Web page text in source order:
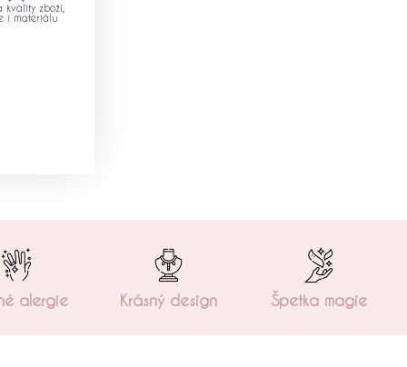
kvality zboží,
i materiálu
alergie Krásný design Špetka magie